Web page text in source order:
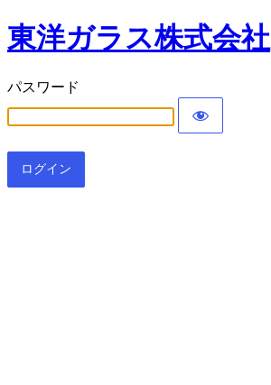
東洋ガラス株式会社
パスワード